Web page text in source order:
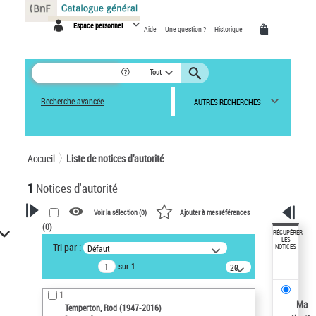
Espace personnel Aide Une question ? Historique
Tout
Recherche avancée AUTRES RECHERCHES
Accueil Liste de notices d’autorité
1 Notices d'autorité
VOTRE RECHERCHE
Recherche avancée dans les
notices d’autorité
Œuvres liées à l'auteur :
Temperton, Rod (1947-2016)
Voir la sélection (0) Ajouter à mes références
(0)
Tri par : Défaut
sur 1
20
résultats/page
1
Temperton, Rod (1947-2016)
RÉCUPÉRER
LES
NOTICES
Ma
Panneau de gestion des cookies